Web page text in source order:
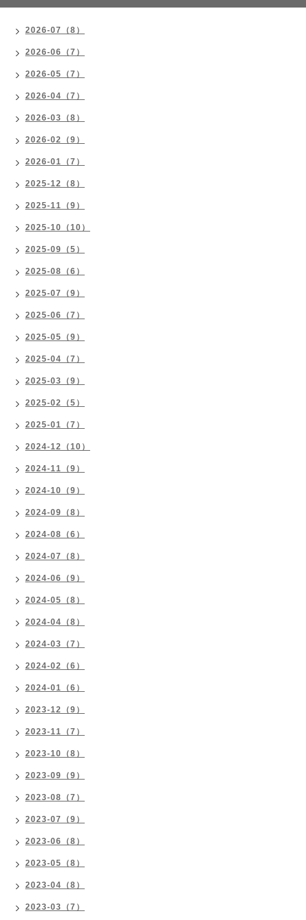
2026-07（8）
2026-06（7）
2026-05（7）
2026-04（7）
2026-03（8）
2026-02（9）
2026-01（7）
2025-12（8）
2025-11（9）
2025-10（10）
2025-09（5）
2025-08（6）
2025-07（9）
2025-06（7）
2025-05（9）
2025-04（7）
2025-03（9）
2025-02（5）
2025-01（7）
2024-12（10）
2024-11（9）
2024-10（9）
2024-09（8）
2024-08（6）
2024-07（8）
2024-06（9）
2024-05（8）
2024-04（8）
2024-03（7）
2024-02（6）
2024-01（6）
2023-12（9）
2023-11（7）
2023-10（8）
2023-09（9）
2023-08（7）
2023-07（9）
2023-06（8）
2023-05（8）
2023-04（8）
2023-03（7）